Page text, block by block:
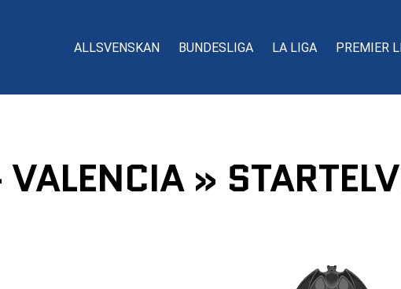
ALLSVENSKAN BUNDESLIGA LA LIGA PREMIER
»